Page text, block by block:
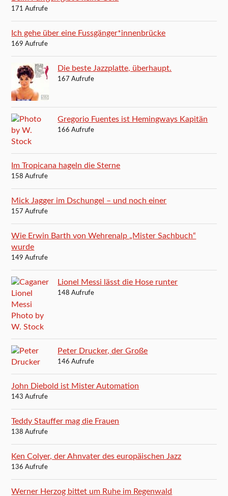
171 Aufrufe
Ich gehe über eine Fussgänger*innenbrücke
169 Aufrufe
Die beste Jazzplatte, überhaupt.
167 Aufrufe
Gregorio Fuentes ist Hemingways Kapitän
166 Aufrufe
Im Tropicana hageln die Sterne
158 Aufrufe
Mick Jagger im Dschungel – und noch einer
157 Aufrufe
Wie Erwin Barth von Wehrenalp „Mister Sachbuch“
wurde
149 Aufrufe
Lionel Messi lässt die Hose runter
148 Aufrufe
Peter Drucker, der Große
146 Aufrufe
John Diebold ist Mister Automation
143 Aufrufe
Teddy Stauffer mag die Frauen
138 Aufrufe
Ken Colyer, der Ahnvater des europäischen Jazz
136 Aufrufe
Werner Herzog bittet um Ruhe im Regenwald